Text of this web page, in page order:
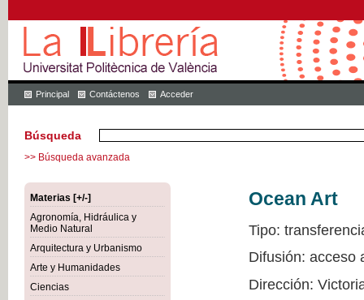
Principal Contáctenos Acceder
Búsqueda
>> Búsqueda avanzada
Materias [+/-]
Agronomía, Hidráulica y
Medio Natural
Arquitectura y Urbanismo
Arte y Humanidades
Ciencias
Ocean Art
Tipo:
Difusión: acceso
Dirección: